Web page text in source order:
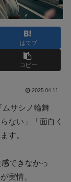
はてブ
コピー
2025.04.11
サシノ輪舞
ない」「面白く
す。
できなかっ
実情。